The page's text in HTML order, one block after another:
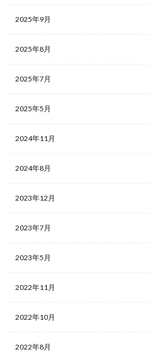
2025年9月
2025年8月
2025年7月
2025年5月
2024年11月
2024年8月
2023年12月
2023年7月
2023年5月
2022年11月
2022年10月
2022年8月